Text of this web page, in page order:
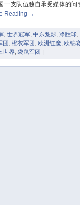
一支队伍独自承受媒体的问
Reading →
,世界冠军,中东魅影,净胜球,
团 ,橙衣军团 , 欧洲红魔, 欧锦
世界,袋鼠军团